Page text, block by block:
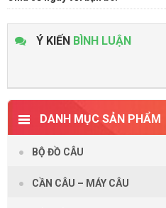
Ý KIẾN BÌNH LUẬN
DANH MỤC SẢN PHẨM
BỘ ĐỒ CÂU
CẦN CÂU – MÁY CÂU